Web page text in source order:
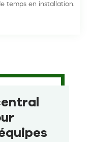
temps en installation.